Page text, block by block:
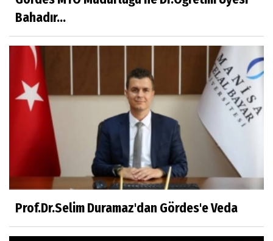
Kahramanlar
Prof.Dr.Süleyman Sami İLKER
Mühendislerin de Sanat Ruhu Olmalı
Dr.Fatih KESKİN
Millî Edebiyat, Millî Şuur, Millî Takım
Sıracettin ÇELİK
Bahadır...
Prof.Dr.Selim Duramaz'dan Gördes'e Veda